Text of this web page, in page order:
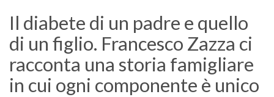
Il diabete di un padre e quello
di un figlio. Francesco Zazza ci
racconta una storia famigliare
in cui ogni componente è unico